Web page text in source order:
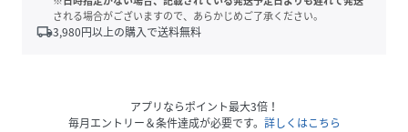
される場合がございますので、あらかじめご了承ください。
local_shipping3,980円以上の購入で送料無料
アプリならポイント最大3倍！
毎月エントリー＆条件達成が必要です。 詳しくはこちら